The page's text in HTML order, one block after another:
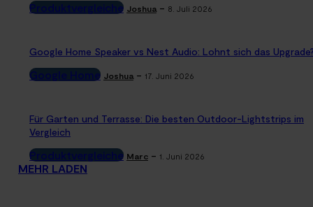
Produktvergleiche Joshua - 8. Juli 2026
Google Home Speaker vs Nest Audio: Lohnt sich das
Google Home Joshua - 17. Juni 2026
Für Garten und Terrasse: Die besten Outdoor-Lightstrips im
Vergleich
Produktvergleiche Marc - 1. Juni 2026
MEHR LADEN